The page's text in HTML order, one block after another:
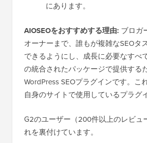
にあります。
AIOSEOをおすすめする理由: ブロガ
オーナーまで、誰もが複雑なSEOタ
できるようにし、成長に必要なすべ
の統合されたパッケージで提供する
WordPress SEOプラグインです。こ
自身のサイトで使用しているプラグ
G2のユーザー（200件以上のレビュ
れを裏付けています。